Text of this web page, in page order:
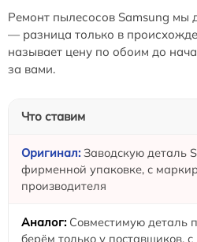
Ремонт пылесосов Samsung мы
— разница только в
называет цену по обоим до
за вами.
Что ставим
Заводскую деталь
фирменной упаковке, с
производителя
Совместимую деталь
берём только у поставщиков,